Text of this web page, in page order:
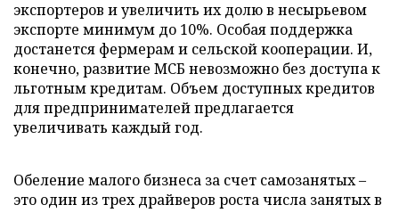
экспортеров и увеличить их долю в несырьевом
экспорте минимум до 10%. Особая поддержка
достанется фермерам и сельской кооперации. И,
конечно, развитие МСБ невозможно без доступа к
льготным кредитам. Объем доступных кредитов
для предпринимателей предлагается
увеличивать каждый год.
Обеление малого бизнеса за счет самозанятых –
это один из трех драйверов роста числа занятых в